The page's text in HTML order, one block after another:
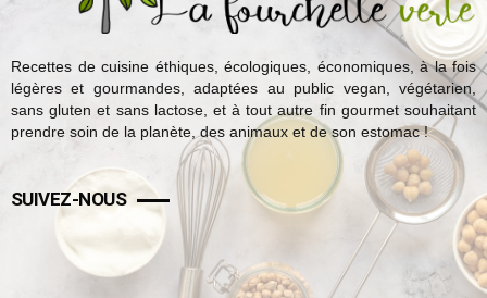
Recettes de cuisine éthiques, écologiques, économiques, à la fois
légères et gourmandes, adaptées au public vegan, végétarien,
sans gluten et sans lactose, et à tout autre fin gourmet souhaitant
prendre soin de la planète, des animaux et de son estomac !
SUIVEZ-NOUS